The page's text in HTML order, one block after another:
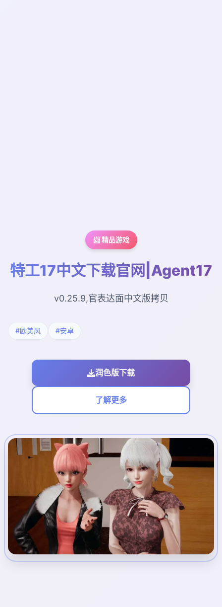
📨 精品游戏
特工17中文下载官网|Agent17
v0.25.9,官表达面中文版拷贝
#欧美风 #安卓
润色版下载
了解更多